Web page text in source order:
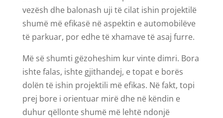
vezësh dhe balonash uji të cilat ishin projektilë
shumë më efikasë në aspektin e automobilëve
të parkuar, por edhe të xhamave të asaj furre.
Më së shumti gëzoheshim kur vinte dimri. Bora
ishte falas, ishte gjithandej, e topat e borës
dolën të ishin projektili më efikas. Në fakt, topi
prej bore i orientuar mirë dhe në këndin e
duhur qëllonte shumë më lehtë ndonjë